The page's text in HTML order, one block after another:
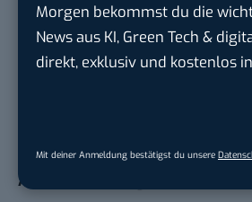
Morgen bekommst du die
News aus KI, Green Tech &
direkt, exklusiv und kostenlos
Mit deiner Anmeldung bestätigst du unsere
In diesem Jahr möchte das
200 Mähroboter produzieren,
Investorengelder und die
Was, DIESE Organisationen
Autos??? [Bildergalerie]